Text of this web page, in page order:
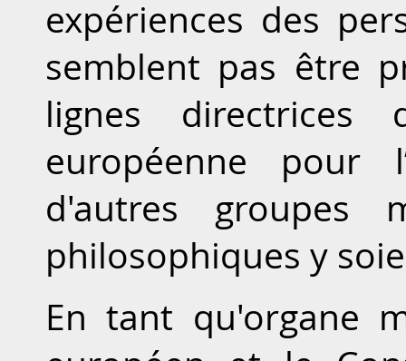
expériences des
semblent pas être
lignes directrices
européenne pour
d'autres groupes
philosophiques y
En tant qu'organe